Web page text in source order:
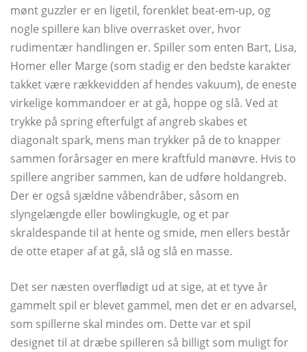
mønt guzzler er en ligetil, forenklet beat-em-up, og
nogle spillere kan blive overrasket over, hvor
rudimentær handlingen er. Spiller som enten Bart, Lisa,
Homer eller Marge (som stadig er den bedste karakter
takket være rækkevidden af ​​hendes vakuum), de eneste
virkelige kommandoer er at gå, hoppe og slå. Ved at
trykke på spring efterfulgt af angreb skabes et
diagonalt spark, mens man trykker på de to knapper
sammen forårsager en mere kraftfuld manøvre. Hvis to
spillere angriber sammen, kan de udføre holdangreb.
Der er også sjældne våbendråber, såsom en
slyngelængde eller bowlingkugle, og et par
skraldespande til at hente og smide, men ellers består
de otte etaper af at gå, slå og slå en masse.
Det ser næsten overflødigt ud at sige, at et tyve år
gammelt spil er blevet gammel, men det er en advarsel,
som spillerne skal mindes om. Dette var et spil
designet til at dræbe spilleren så billigt som muligt for